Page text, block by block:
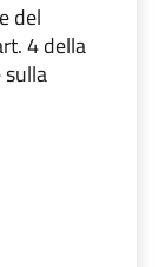
del
4 della
sulla